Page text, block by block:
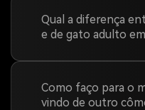
Qual a diferença
e de gato adulto
Como faço para o
vindo de outro